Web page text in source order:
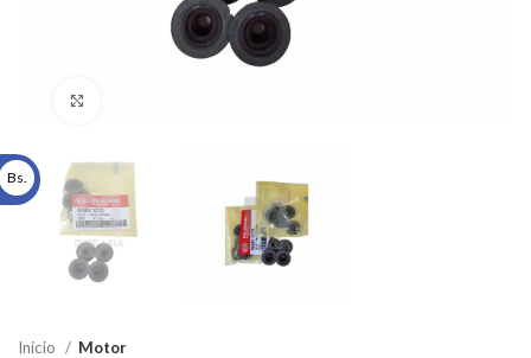
Inicio Motor
Bs.